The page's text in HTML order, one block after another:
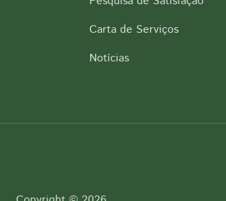
Carta de Serviços
Notícias